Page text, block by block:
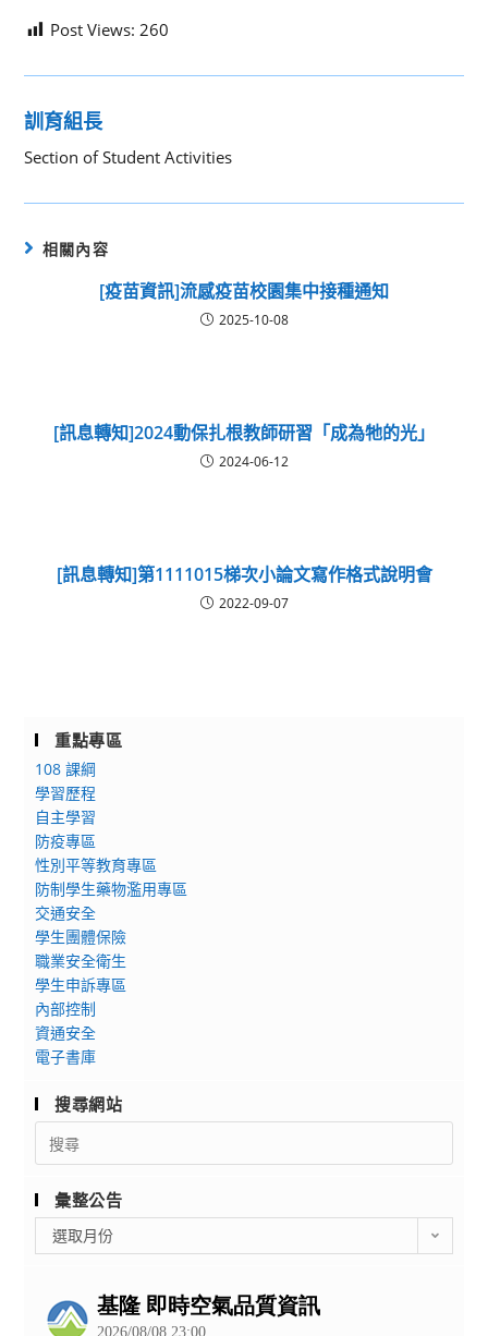
Post Views: 260
訓育組長
Section of Student Activities
相關內容
[疫苗資訊]流感疫苗校園集中接種通知
2025-10-08
[訊息轉知]2024動保扎根教師研習「成為牠的光」
2024-06-12
[訊息轉知]第1111015梯次小論文寫作格式說明會
2022-09-07
重點專區
108 課綱
學習歷程
自主學習
防疫專區
性別平等教育專區
防制學生藥物濫用專區
交通安全
學生團體保險
職業安全衛生
學生申訴專區
內部控制
資通安全
電子書庫
搜尋網站
Search
for:
彙整公告
整
選取月份